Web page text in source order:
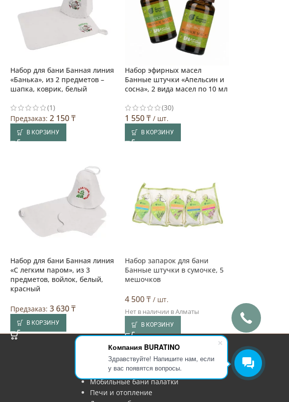
Компания BURATINO
Здравствуйте! Напишите нам, если
у вас появятся вопросы.
Набор для бани Банная линия
«Банька», из 2 предметов –
шапка, коврик, белый
(1)
Предзаказ:2 150₸
В КОРЗИНУ
Набор эфирных масел
Банные штучки «Апельсин и
сосна», 2 вида масел по 10 мл
(30)
1 550₸/ шт.
В КОРЗИНУ
Набор для бани Банная линия
«С легким паром», из 3
предметов, войлок, белый,
красный
Предзаказ:3 630₸
В КОРЗИНУ
Набор запарок для бани
Банные штучки в сумочке, 5
мешочков
4 500₸/ шт.
Нет в наличии в Алматы
В КОРЗИНУ
Магазин
Мебель для бани
Аксессуары для бани
Мобильные бани палатки
Печи и отопление